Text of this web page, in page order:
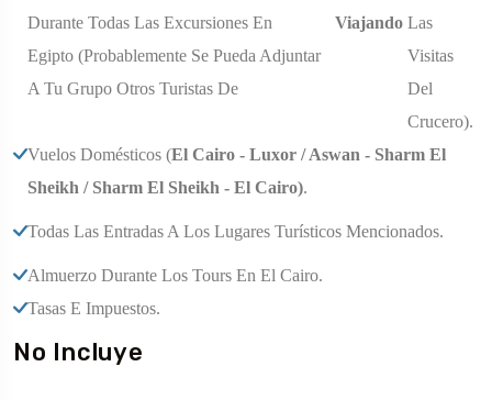
Durante Todas Las Excursiones En
Egipto (probablemente Se Pueda Adjuntar
A Tu Grupo Otros Turistas De
Viajando Las
Visitas
Del
Crucero).
Vuelos Domésticos (El Cairo - Luxor / Aswan - Sharm El
Sheikh / Sharm El Sheikh - El Cairo).
Todas Las Entradas A Los Lugares Turísticos Mencionados.
Almuerzo Durante Los Tours En El Cairo.
Tasas E Impuestos.
No Incluye